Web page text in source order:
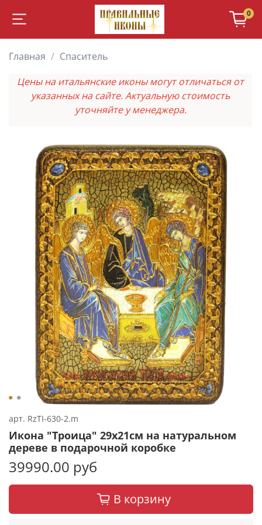
0
Главная
Спаситель
Цены на итальянские иконы могут отличаться от
указанных на сайте. Актуальную стоимость
уточняйте у менеджера.
арт. RzTI-630-2.m
Икона "Троица" 29х21см на натуральном
дереве в подарочной коробке
39990.00 руб
В корзину